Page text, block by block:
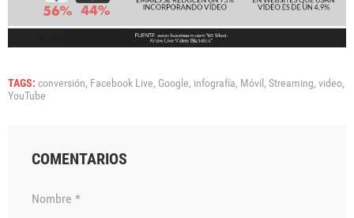
TAGS: conversión, Facebook Live, Google, infografía, Móvil, Streaming, video,
YouTube
COMENTARIOS
Nombre *